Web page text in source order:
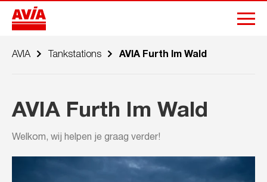
AVIA Tankstations AVIA Furth Im Wald
AVIA Furth Im Wald
Welkom, wij helpen je graag verder!